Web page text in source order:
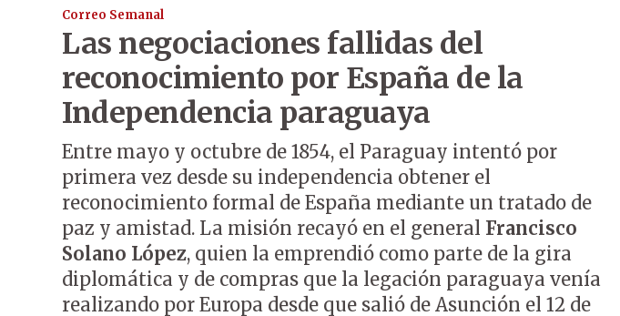
Correo Semanal
Las negociaciones fallidas del
reconocimiento por España de la
Independencia paraguaya
Entre mayo y octubre de 1854, el Paraguay intentó por
primera vez desde su independencia obtener el
reconocimiento formal de España mediante un tratado de
paz y amistad. La misión recayó en el general Francisco
Solano López, quien la emprendió como parte de la gira
diplomática y de compras que la legación paraguaya venía
realizando por Europa desde que salió de Asunción el 12 de